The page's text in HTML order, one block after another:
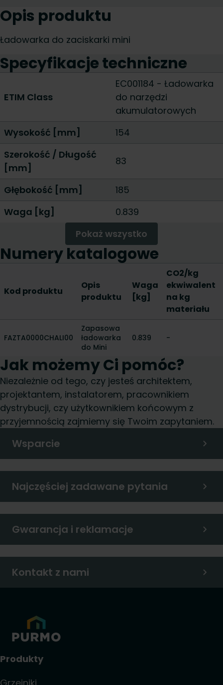
Opis produktu
Ładowarka do zaciskarki mini
Specyfikacje techniczne
ETIM Class
EC001184 - Ładowarka
do narzędzi
akumulatorowych
Wysokość [mm]
154
Szerokość / Długość
[mm]
83
Głębokość [mm]
185
Waga [kg]
0.839
Pokaż wszystko
Numery katalogowe
Kod produktu
Opis
produktu
Waga
[kg]
CO2/kg
ekwiwalent
na kg
materiału
FAZTA0000CHALI00
Zapasowa
ładowarka
do Mini
0.839 -
Jak możemy Ci pomóc?
Niezależnie od tego, czy jesteś architektem,
projektantem, instalatorem, pracownikiem
dystrybucji, czy użytkownikiem końcowym z
przyjemnością zajmiemy się Twoim zapytaniem.
Wsparcie
Najczęściej zadawane pytania
Gwarancja i reklamacje
Kontakt z nami
Produkty